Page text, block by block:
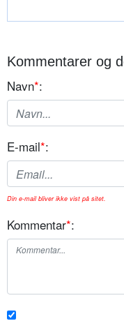
Kommentarer og
Navn*:
E-mail*:
Din e-mail bliver ikke vist på sitet.
Kommentar*: